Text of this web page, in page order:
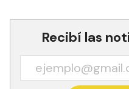
vacuna. El gobernador
extraordinaria para
finalizó.